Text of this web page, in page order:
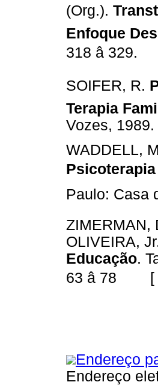
(Org.).
Enfoque
318 â
SOIFER, R.
Terapia
Vozes,
WADDELL,
Psicoterapia
Paulo:
ZIMERMAN,
OLIVEIRA,
Educação.
63 â 78 [
Endereço
Endereço